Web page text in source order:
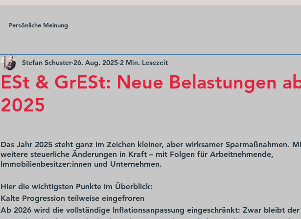
Persönliche Meinung
ESt & GrESt: Neue Belastungen
2025
Stefan Schuster 26. Aug. 2025 2 Min. Lesezeit
Das Jahr 2025 steht ganz im Zeichen kleiner, aber wirksamer Sparmaßnahmen.
weitere steuerliche Änderungen in Kraft – mit Folgen für Arbeitnehmende,
Immobilienbesitzer:innen und Unternehmen.
Hier die wichtigsten Punkte im Überblick:
Kalte Progression teilweise eingefroren
Ab 2026 wird die vollständige Inflationsanpassung eingeschränkt: Zwar bleibt